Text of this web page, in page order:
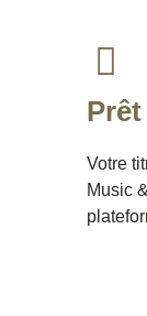
Votre
Music